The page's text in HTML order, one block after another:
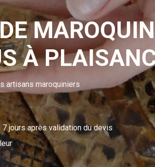
À
artisans maroquiniers
jours après validation du devis